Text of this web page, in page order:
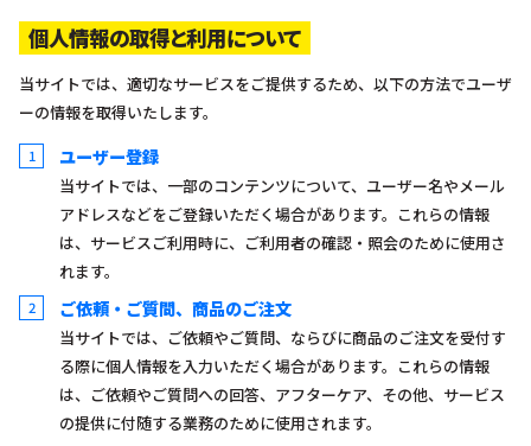
個人情報の取得と利用について
当サイトでは、適切なサービスをご提供するため、以下の方法でユーザ
ーの情報を取得いたします。
ユーザー登録
当サイトでは、一部のコンテンツについて、ユーザー名やメール
アドレスなどをご登録いただく場合があります。これらの情報
は、サービスご利用時に、ご利用者の確認・照会のために使用さ
れます。
ご依頼・ご質問、商品のご注文
当サイトでは、ご依頼やご質問、ならびに商品のご注文を受付す
る際に個人情報を入力いただく場合があります。これらの情報
は、ご依頼やご質問への回答、アフターケア、その他、サービス
の提供に付随する業務のために使用されます。